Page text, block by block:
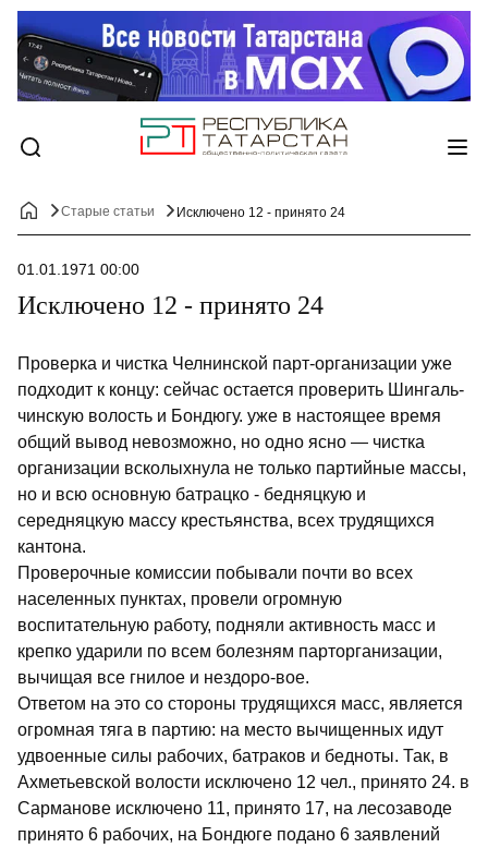
Старые статьи Исключено 12 - принято 24
01.01.1971 00:00
Исключено 12 - принято 24
Проверка и чистка Челнинской парт-организации уже
подходит к концу: сейчас остается проверить Шингаль-
чинскую волость и Бондюгу. уже в настоящее время
общий вывод невозможно, но одно ясно — чистка
организации всколыхнула не только партийные массы,
но и всю основную батрацко - бедняцкую и
середняцкую массу крестьянства, всех трудящихся
кантона.
Проверочные комиссии побывали почти во всех
населенных пунктах, провели огромную
воспитательную работу, подняли активность масс и
крепко ударили по всем болезням парторганизации,
вычищая все гнилое и нездоро-вое.
Ответом на это со стороны трудящихся масс, является
огромная тяга в партию: на место вычищенных идут
удвоенные силы рабочих, батраков и бедноты. Так, в
Ахметьевской волости исключено 12 чел., принято 24. в
Сарманове исключено 11, принято 17, на лесозаводе
принято 6 рабочих, на Бондюге подано 6 заявлений